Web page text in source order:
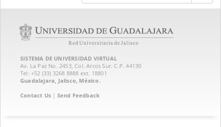
SISTEMA DE UNIVERSIDAD VIRTUAL
Av. La Paz No. 2453, Col. Arcos Sur. C.P. 44130
Tel: +52 (33) 3268 8888‏ ext. 18801
Guadalajara, Jalisco, México.
Contact Us | Send Feedback